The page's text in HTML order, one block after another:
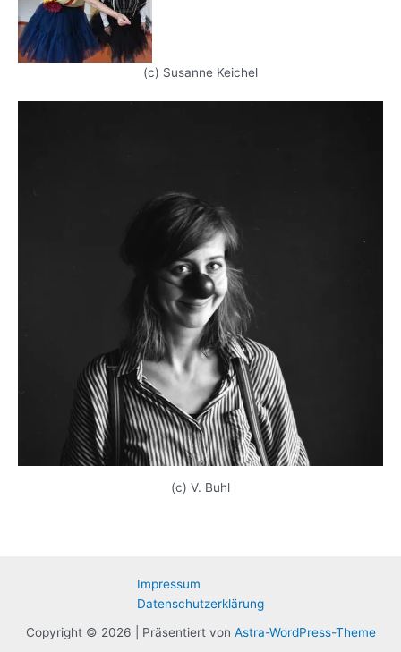
(c) Susanne Keichel
(c) V. Buhl
Impressum
Datenschutzerklärung
Copyright © 2026 | Präsentiert von Astra-WordPress-Theme